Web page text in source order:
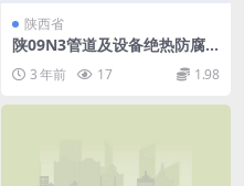
陕西省
陕09N3管道及设备绝热防腐0
3 年前 17 1.98